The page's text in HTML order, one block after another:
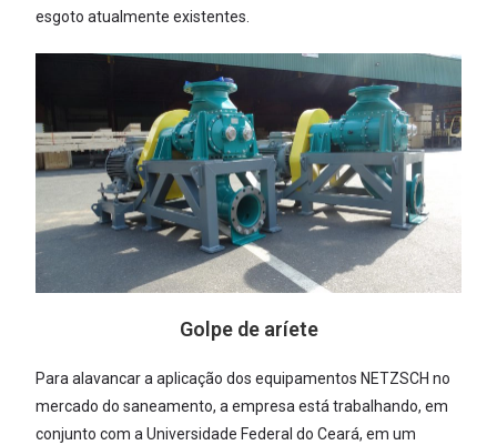
esgoto atualmente existentes.
Golpe de aríete
Para alavancar a aplicação dos equipamentos NETZSCH no
mercado do saneamento, a empresa está trabalhando, em
conjunto com a Universidade Federal do Ceará, em um